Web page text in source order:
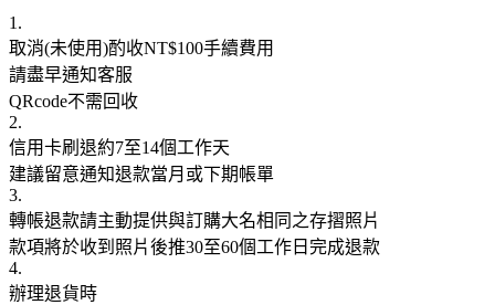
1.
取消(未使用)酌收NT$100手續費用
請盡早通知客服
QRcode不需回收
2.
信用卡刷退約7至14個工作天
建議留意通知退款當月或下期帳單
3.
轉帳退款請主動提供與訂購大名相同之存摺照片
款項將於收到照片後推30至60個工作日完成退款
4.
辦理退貨時